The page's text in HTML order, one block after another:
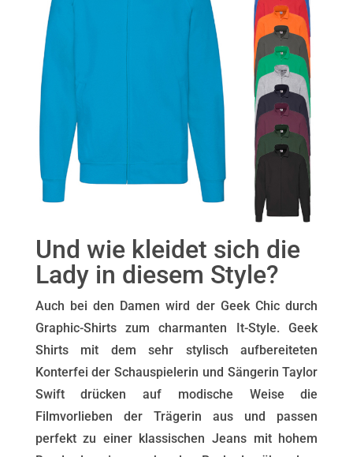
Und wie kleidet sich die
Lady in diesem Style?
Auch bei den Damen wird der Geek Chic durch
Graphic-Shirts zum charmanten It-Style. Geek
Shirts mit dem sehr stylisch aufbereiteten
Konterfei der Schauspielerin und Sängerin Taylor
Swift drücken auf modische Weise die
Filmvorlieben der Trägerin aus und passen
perfekt zu einer klassischen Jeans mit hohem